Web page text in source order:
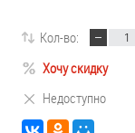
Кол-во:
Хочу скидку
Недоступно